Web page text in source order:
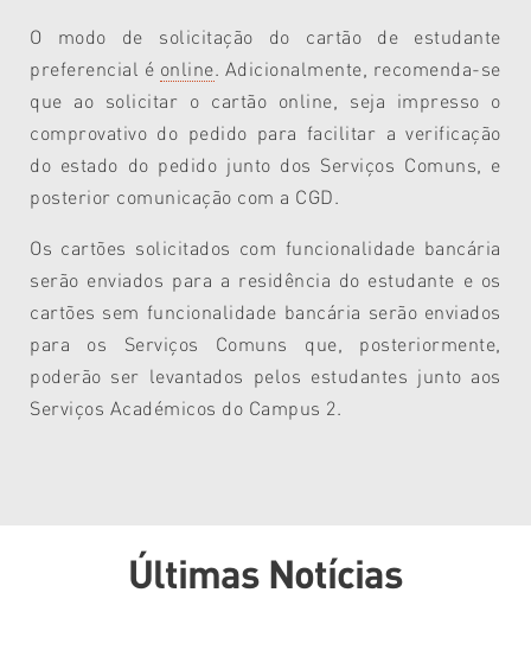
O modo de solicitação do cartão de estudante
preferencial é online. Adicionalmente, recomenda-se
que ao solicitar o cartão online, seja impresso o
comprovativo do pedido para facilitar a verificação
do estado do pedido junto dos Serviços Comuns, e
posterior comunicação com a CGD.
Os cartões solicitados com funcionalidade bancária
serão enviados para a residência do estudante e os
cartões sem funcionalidade bancária serão enviados
para os Serviços Comuns que, posteriormente,
poderão ser levantados pelos estudantes junto aos
Serviços Académicos do Campus 2.
Últimas Notícias